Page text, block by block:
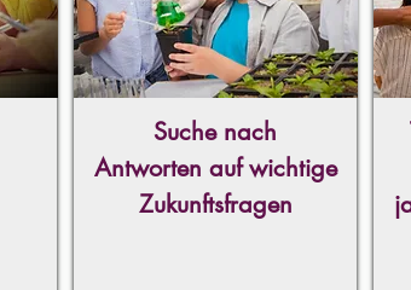
Suche nach
Antworten auf wichtige
Zukunftsfragen